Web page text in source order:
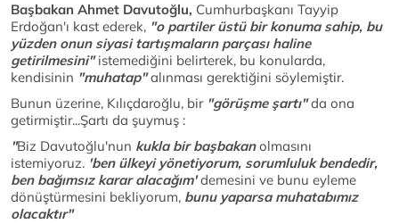
Başbakan Ahmet Davutoğlu, Cumhurbaşkanı Tayyip
Erdoğan'ı kast ederek, "o partiler üstü bir konuma sahip, bu
yüzden onun siyasi tartışmaların parçası haline
getirilmesini" istemediğini belirterek, bu konularda,
kendisinin "muhatap"alınması gerektiğini söylemiştir.
Bunun üzerine, Kılıçdaroğlu, bir"görüşme şartı"da ona
getirmiştir...Şartı da şuymuş :
"Biz Davutoğlu'nun kukla bir başbakanolmasını
istemiyoruz. 'ben ülkeyi yönetiyorum, sorumluluk bendedir,
ben bağımsız karar alacağım'demesini ve bunu eyleme
dönüştürmesini bekliyorum, bunu yaparsa muhatabımız
olacaktır"